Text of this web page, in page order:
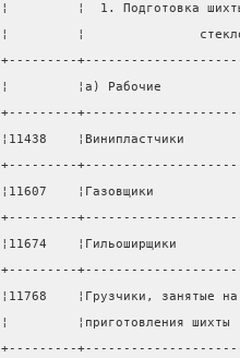
¦         ¦  1. Подготовка
¦         ¦
+---------
¦         ¦а) Рабочие
+---------
¦11438
+---------
¦11607    ¦Газовщики
+---------
¦11674
+---------
¦11768    ¦Грузчики, занятые
¦         ¦приготовления
+---------